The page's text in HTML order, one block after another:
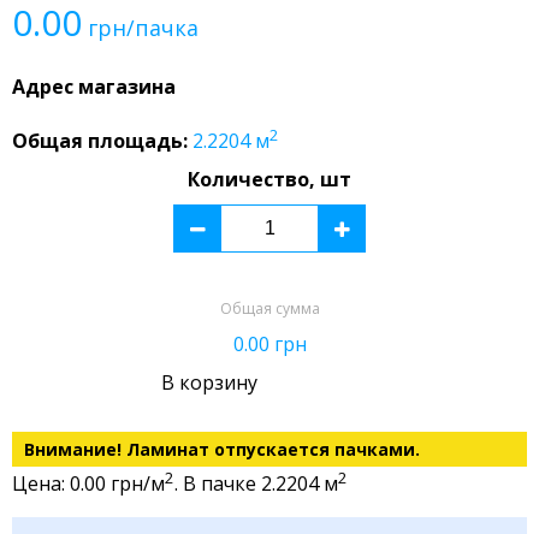
0.00 грн/пачка
Адрес магазина
Общая площадь: 2.2204м2
Количество, шт
Общая сумма
0.00 грн
В корзину
Внимание! Ламинат отпускается пачками.
Цена: 0.00 грн/м2. В пачке 2.2204 м2